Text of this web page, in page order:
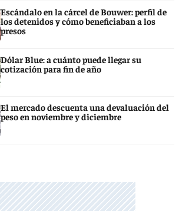
Escándalo en la cárcel de Bouwer: perfil de
los detenidos y cómo beneficiaban a los
presos
Dólar Blue: a cuánto puede llegar su
cotización para fin de año
El mercado descuenta una devaluación del
peso en noviembre y diciembre